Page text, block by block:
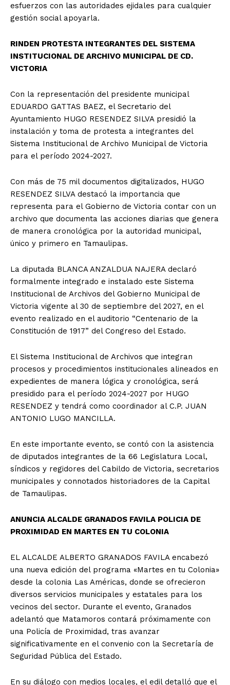
esfuerzos con las autoridades ejidales para cualquier
gestión social apoyarla.
RINDEN PROTESTA INTEGRANTES DEL SISTEMA
INSTITUCIONAL DE ARCHIVO MUNICIPAL DE CD.
VICTORIA
Con la representación del presidente municipal
EDUARDO GATTAS BAEZ, el Secretario del
Ayuntamiento HUGO RESENDEZ SILVA presidió la
instalación y toma de protesta a integrantes del
Sistema Institucional de Archivo Municipal de Victoria
para el período 2024-2027.
Con más de 75 mil documentos digitalizados, HUGO
RESENDEZ SILVA destacó la importancia que
representa para el Gobierno de Victoria contar con un
archivo que documenta las acciones diarias que genera
de manera cronológica por la autoridad municipal,
único y primero en Tamaulipas.
La diputada BLANCA ANZALDUA NAJERA declaró
formalmente integrado e instalado este Sistema
Institucional de Archivos del Gobierno Municipal de
Victoria vigente al 30 de septiembre del 2027, en el
evento realizado en el auditorio “Centenario de la
Constitución de 1917” del Congreso del Estado.
El Sistema Institucional de Archivos que integran
procesos y procedimientos institucionales alineados en
expedientes de manera lógica y cronológica, será
presidido para el período 2024-2027 por HUGO
RESENDEZ y tendrá como coordinador al C.P. JUAN
ANTONIO LUGO MANCILLA.
En este importante evento, se contó con la asistencia
de diputados integrantes de la 66 Legislatura Local,
síndicos y regidores del Cabildo de Victoria, secretarios
municipales y connotados historiadores de la Capital
de Tamaulipas.
ANUNCIA ALCALDE GRANADOS FAVILA POLICIA DE
PROXIMIDAD EN MARTES EN TU COLONIA
EL ALCALDE ALBERTO GRANADOS FAVILA encabezó
una nueva edición del programa «Martes en tu Colonia»
desde la colonia Las Américas, donde se ofrecieron
diversos servicios municipales y estatales para los
vecinos del sector. Durante el evento, Granados
adelantó que Matamoros contará próximamente con
una Policía de Proximidad, tras avanzar
significativamente en el convenio con la Secretaría de
Seguridad Pública del Estado.
En su diálogo con medios locales, el edil detalló que el